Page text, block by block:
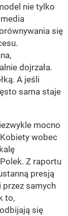
nie tylko
się
dojrzała.
A jeśli
sama staje
mocno
wobec
Z raportu
presją
przez samych
to,
się